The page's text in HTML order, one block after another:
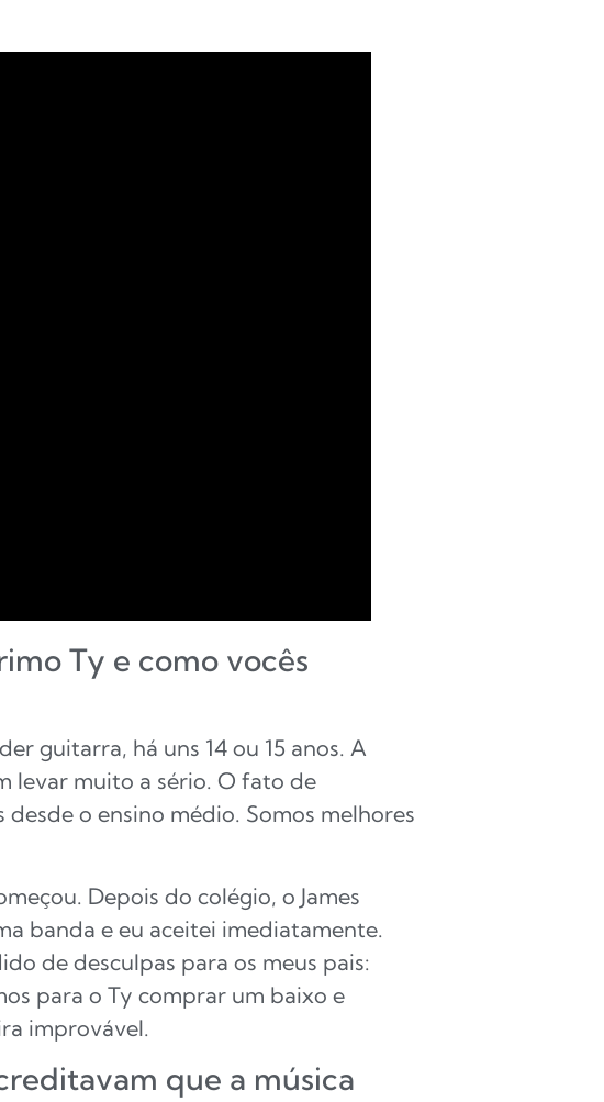
Ty e como vocês
guitarra, há uns 14 ou 15 anos. A
levar muito a sério. O fato de
o ensino médio. Somos melhores
Depois do colégio, o James
banda e eu aceitei imediatamente.
de desculpas para os meus pais:
para o Ty comprar um baixo e
improvável.
que a música